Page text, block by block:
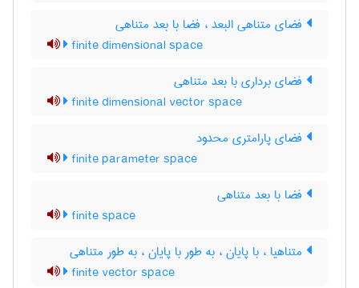
فضای متناهی البعد ، فضا با بعد متناهی
finite dimensional space
فضای برداری با بعد متناهی
finite dimensional vector space
فضای پارامتری محدود
finite parameter space
فضا با بعد متناهی
finite space
متناهیا ، با پایان ، به طور با پایان ، به طور متناهی
finite vector space